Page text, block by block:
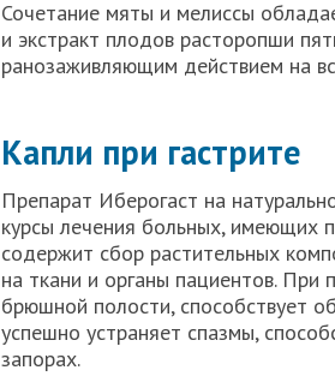
Сочетание мяты и мелиссы
и экстракт плодов расторопши
ранозаживляющим действием на
Капли при гастрите
Препарат Иберогаст на
курсы лечения больных, имеющих
содержит сбор растительных
на ткани и органы пациентов. При
брюшной полости, способствует
успешно устраняет спазмы,
запорах.